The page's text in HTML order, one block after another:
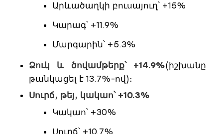
Արևածաղկի բուսայուղ՝ +15%
Կարագ՝ +11.9%
Մարգարին՝ +5.3%
Ձուկ և ծովամթերք՝ +14.9%(իշխանը
թանկացել է 13.7%-ով)։
Սուրճ, թեյ, կակաո՝ +10.3%
Կակաո՝ +30%
Սուրճ՝ +10.7%